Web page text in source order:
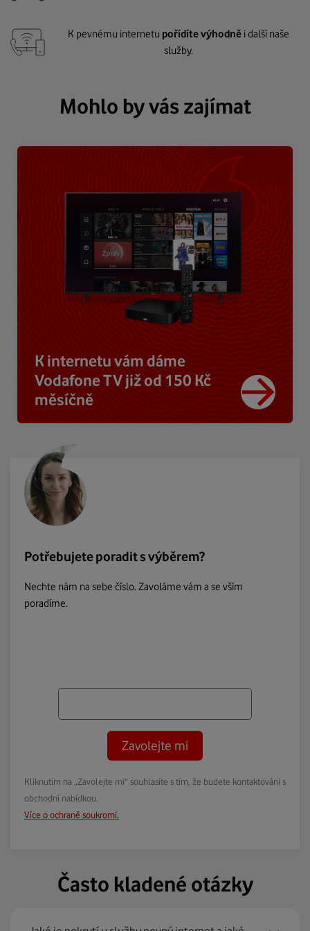
K pevnému internetu pořídíte výhodně i další naše
služby.
Mohlo by vás zajímat
K internetu vám dáme
Vodafone TV již od 150 Kč
měsíčně
Potřebujete poradit s výběrem?
Nechte nám na sebe číslo. Zavoláme vám a se vším
poradíme.
Zavolejte mi
Kliknutím na „Zavolejte mi“ souhlasíte s tím, že budete kontaktováni s
obchodní nabídkou.
Více o ochraně soukromí.
Často kladené otázky